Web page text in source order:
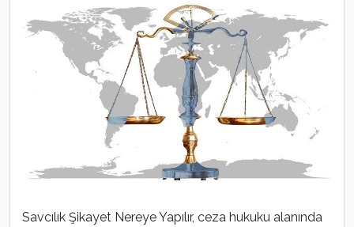
Savcılık Şikayet Nereye Yapılır, ceza hukuku alanında